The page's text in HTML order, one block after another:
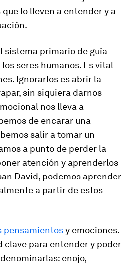
lo lleven a entender y a
sistema primario de guía
seres humanos. Es vital
Ignorarlos es abrir la
sin siquiera darnos
nos lleva a
de encarar una
salir a tomar un
a punto de perder la
atención y aprenderlos
David, podemos aprender
a partir de estos
pensamientosy emociones.
clave para entender y poder
enojo,